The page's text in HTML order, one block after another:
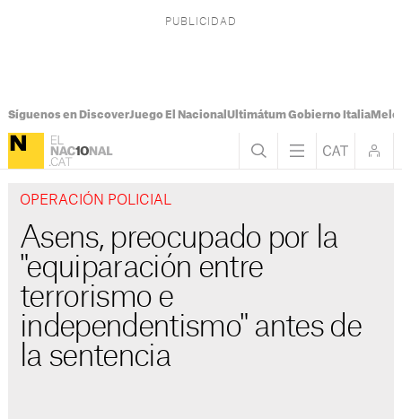
Síguenos en DiscoverJuego El Nacional Ultimátum Gobierno Italia
OPERACIÓN POLICIAL
Asens, preocupado por la
"equiparación entre
terrorismo e
independentismo" antes de
la sentencia